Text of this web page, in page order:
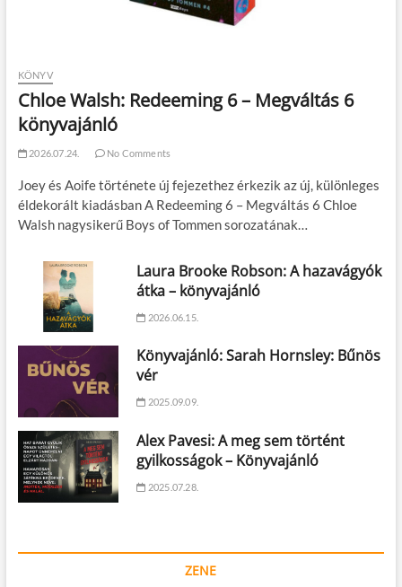
KÖNYV
Chloe Walsh: Redeeming 6 – Megváltás 6
könyvajánló
2026.07.24. No Comments
Joey és Aoife története új fejezethez érkezik az új, különleges
éldekorált kiadásban A Redeeming 6 – Megváltás 6 Chloe
Walsh nagysikerű Boys of Tommen sorozatának…
Laura Brooke Robson: A hazavágyók
átka – könyvajánló
2026.06.15.
Könyvajánló: Sarah Hornsley: Bűnös
vér
2025.09.09.
Alex Pavesi: A meg sem történt
gyilkosságok – Könyvajánló
2025.07.28.
ZENE